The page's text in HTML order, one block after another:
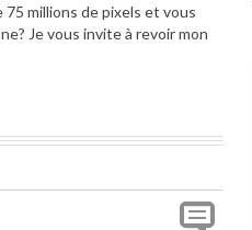
millions de pixels et vous
Je vous invite à revoir mon